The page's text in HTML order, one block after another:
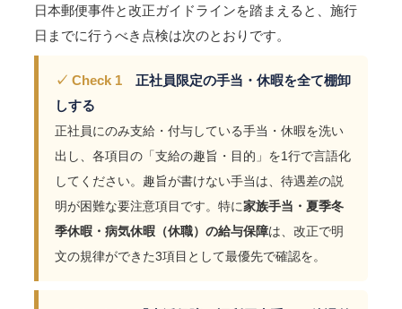
日本郵便事件と改正ガイドラインを踏まえると、施行
日までに行うべき点検は次のとおりです。
✓ Check 1 正社員限定の手当・休暇を全て棚卸
しする
正社員にのみ支給・付与している手当・休暇を洗い
出し、各項目の「支給の趣旨・目的」を1行で言語化
してください。趣旨が書けない手当は、待遇差の説
明が困難な要注意項目です。特に家族手当・夏季冬
季休暇・病気休暇（休職）の給与保障は、改正で明
文の規律ができた3項目として最優先で確認を。